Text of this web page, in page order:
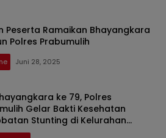
Peserta Ramaikan Bhayangkara
Polres Prabumulih
Juni 28, 2025
ke 79, Polres
Gelar Bakti Kesehatan
Stunting di Kelurahan
Ibul Barat